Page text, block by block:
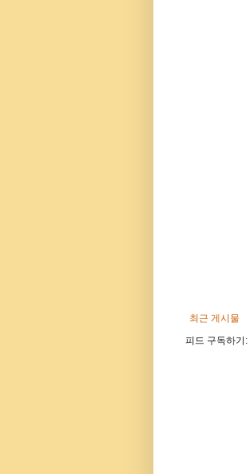
최근 게시물
피드 구독하기: